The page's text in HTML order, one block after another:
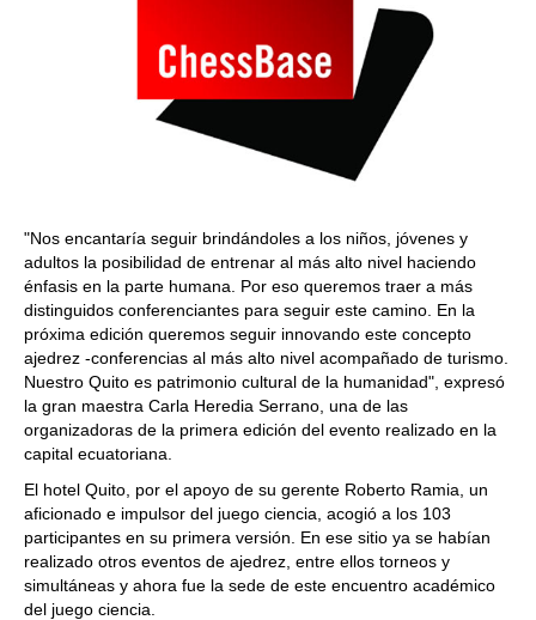
"Nos encantaría seguir brindándoles a los niños, jóvenes y
adultos la posibilidad de entrenar al más alto nivel haciendo
énfasis en la parte humana. Por eso queremos traer a más
distinguidos conferenciantes para seguir este camino. En la
próxima edición queremos seguir innovando este concepto
ajedrez -conferencias al más alto nivel acompañado de turismo.
Nuestro Quito es patrimonio cultural de la humanidad", expresó
la gran maestra Carla Heredia Serrano, una de las
organizadoras de la primera edición del evento realizado en la
capital ecuatoriana.
El hotel Quito, por el apoyo de su gerente Roberto Ramia, un
aficionado e impulsor del juego ciencia, acogió a los 103
participantes en su primera versión. En ese sitio ya se habían
realizado otros eventos de ajedrez, entre ellos torneos y
simultáneas y ahora fue la sede de este encuentro académico
del juego ciencia.